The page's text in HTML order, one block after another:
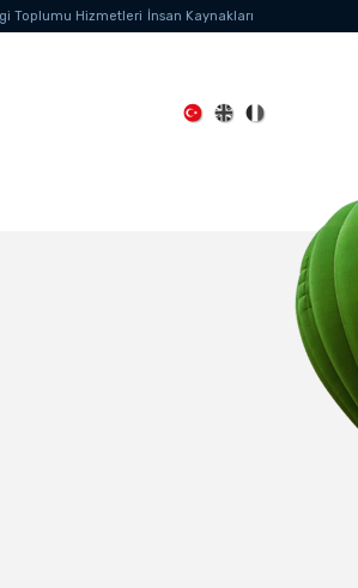
Toplumu Hizmetleri İnsan Kaynakları